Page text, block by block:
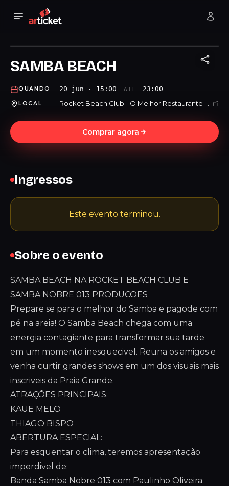
SAMBA BEACH
QUANDO 20 jun · 15:00 ATÉ 23:00
LOCAL
Comprar agora
Sobre o evento
SAMBA BEACH NA ROCKET BEACH CLUB E
SAMBA NOBRE 013 PRODUCOES
Prepare se para o melhor do Samba e pagode com
pé na areia! O Samba Beach chega com uma
energia contagiante para transformar sua tarde
em um momento inesquecivel. Reuna os amigos e
venha curtir grandes shows em um dos visuais mais
inscriveis da Praia Grande.
ATRAÇÕES PRINCIPAIS:
KAUE MELO
THIAGO BISPO
ABERTURA ESPECIAL:
Para esquentar o clima, teremos apresentação
imperdivel de:
Banda Samba Nobre 013 com Paulinho Oliveira
Ingressos
Este evento terminou.